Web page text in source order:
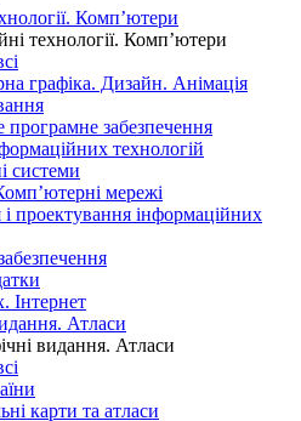
Комп’ютери
технології. Комп’ютери
графіка. Дизайн. Анімація
забезпечення
технологій
системи
мережі
проектування інформаційних
Інтернет
Атласи
видання. Атласи
карти та атласи